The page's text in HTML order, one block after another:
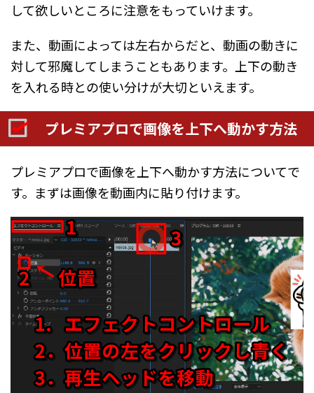
して欲しいところに注意をもっていけます。
また、動画によっては左右からだと、動画の動きに
対して邪魔してしまうこともあります。上下の動き
を入れる時との使い分けが大切といえます。
プレミアプロで画像を上下へ動かす方法
プレミアプロで画像を上下へ動かす方法についてで
す。まずは画像を動画内に貼り付けます。